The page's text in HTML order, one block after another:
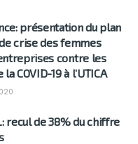
présentation du plan
crise des femmes
contre les
COVID-19 à l’UTICA
recul de 38% du chiffre